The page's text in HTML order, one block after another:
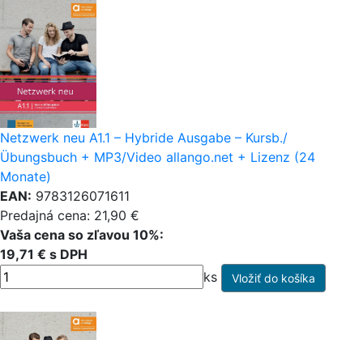
Netzwerk neu A1.1 – Hybride Ausgabe – Kursb./
Übungsbuch + MP3/Video allango.net + Lizenz (24
Monate)
EAN: 9783126071611
Predajná cena: 21,90 €
Vaša cena so zľavou 10%:
19,71 € s DPH
ks